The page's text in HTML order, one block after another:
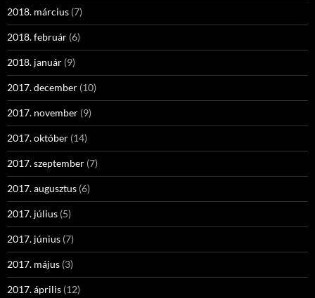
2018. március (7)
2018. február (6)
2018. január (9)
2017. december (10)
2017. november (9)
2017. október (14)
2017. szeptember (7)
2017. augusztus (6)
2017. július (5)
2017. június (7)
2017. május (3)
2017. április (12)